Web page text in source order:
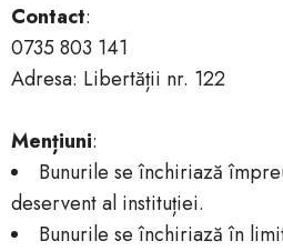
Contact:
0735 803 141
Adresa: Libertății nr. 122
Mențiuni:
Bunurile se închiriază
deservent al instituției.
Bunurile se închiriază în